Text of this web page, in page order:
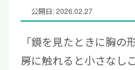
公開日: 2026.02.27
「鏡を見たときに胸
房に触れると小さなし